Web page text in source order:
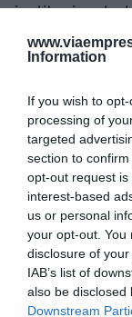
Information
If you wish to
processing of
targeted
section to
opt-out request
interest-based
us or personal
your opt-out. You
disclosure of
IAB’s list of
also be disclosed
Downstream
institucional,
intercanviar
convertit a un
lesstartupsha
en els
emportat més
companyies